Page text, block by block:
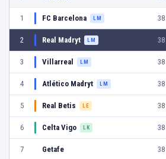
1 FC Barcelona LM 38
2 Real Madryt LM 38
3 Villarreal LM 38
4 Atlético Madryt LM 38
5 Real Betis LE 38
6 Celta Vigo LK 38
7 Getafe 38